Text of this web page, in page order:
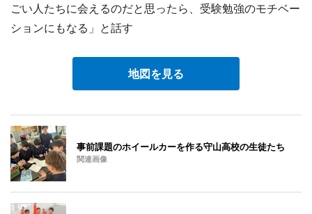
ごい人たちに会えるのだと思ったら、受験勉強のモチベー
ションにもなる」と話す
地図を見る
事前課題のホイールカーを作る守山高校の生徒たち
関連画像